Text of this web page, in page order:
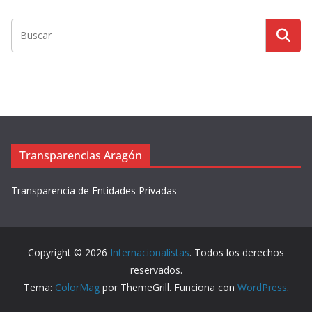
r
e
e
Transparencias Aragón
Transparencia de Entidades Privadas
Copyright © 2026 Internacionalistas. Todos los derechos
reservados.
Tema: ColorMagpor ThemeGrill. Funciona con WordPress.